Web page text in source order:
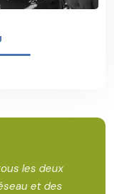
les deux
et des